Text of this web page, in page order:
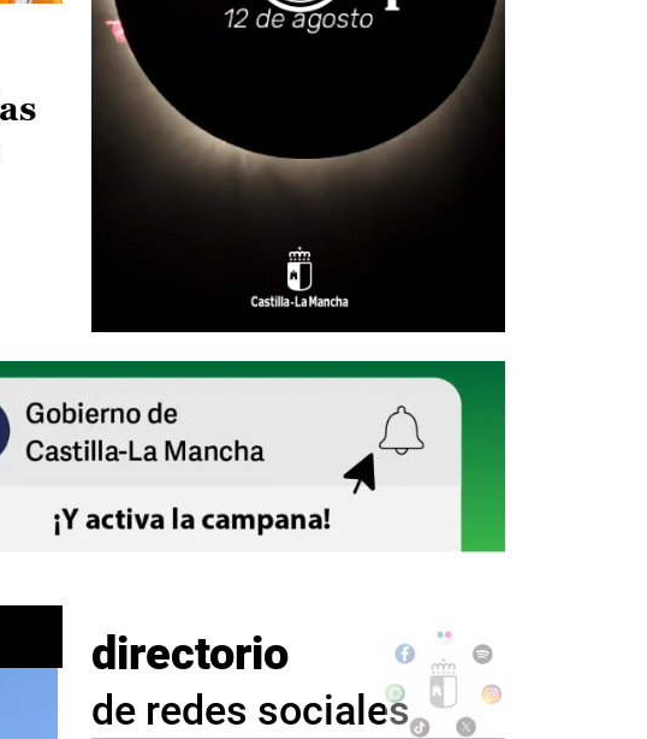
directorio
de redes sociales